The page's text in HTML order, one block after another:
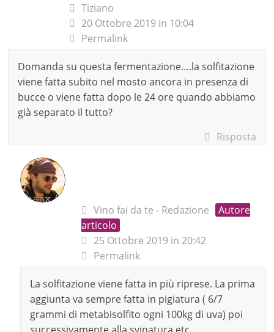
Tiziano
20 Ottobre 2019 in 10:04
Permalink
Domanda su questa fermentazione….la solfitazione
viene fatta subito nel mosto ancora in presenza di
bucce o viene fatta dopo le 24 ore quando abbiamo
già separato il tutto?
Risposta
Vino fai da te - Redazione
Autore
articolo
25 Ottobre 2019 in 20:42
Permalink
La solfitazione viene fatta in più riprese. La prima
aggiunta va sempre fatta in pigiatura ( 6/7
grammi di metabisolfito ogni 100kg di uva) poi